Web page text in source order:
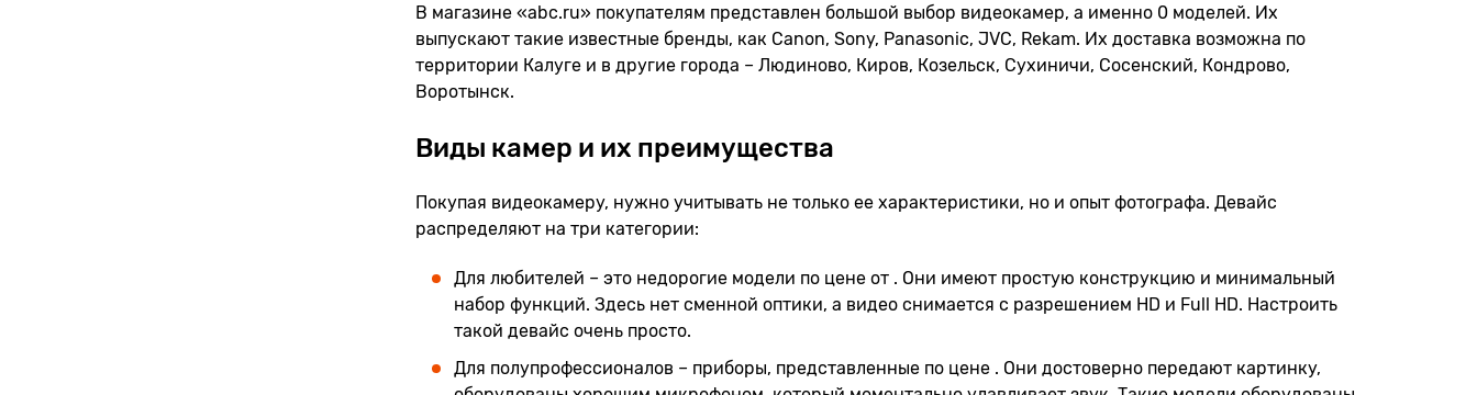
В магазине «abc.ru» покупателям представлен большой выбор видеокамер, а именно 0 моделей. Их
выпускают такие известные бренды, как Canon, Sony, Panasonic, JVC, Rekam. Их доставка возможна по
территории Калуге и в другие города – Людиново, Киров, Козельск, Сухиничи, Сосенский, Кондрово,
Воротынск.
Виды камер и их преимущества
Покупая видеокамеру, нужно учитывать не только ее характеристики, но и опыт фотографа. Девайс
распределяют на три категории:
Для любителей – это недорогие модели по цене от . Они имеют простую конструкцию и минимальный
набор функций. Здесь нет сменной оптики, а видео снимается с разрешением HD и Full HD. Настроить
такой девайс очень просто.
Для полупрофессионалов – приборы, представленные по цене . Они достоверно передают картинку,